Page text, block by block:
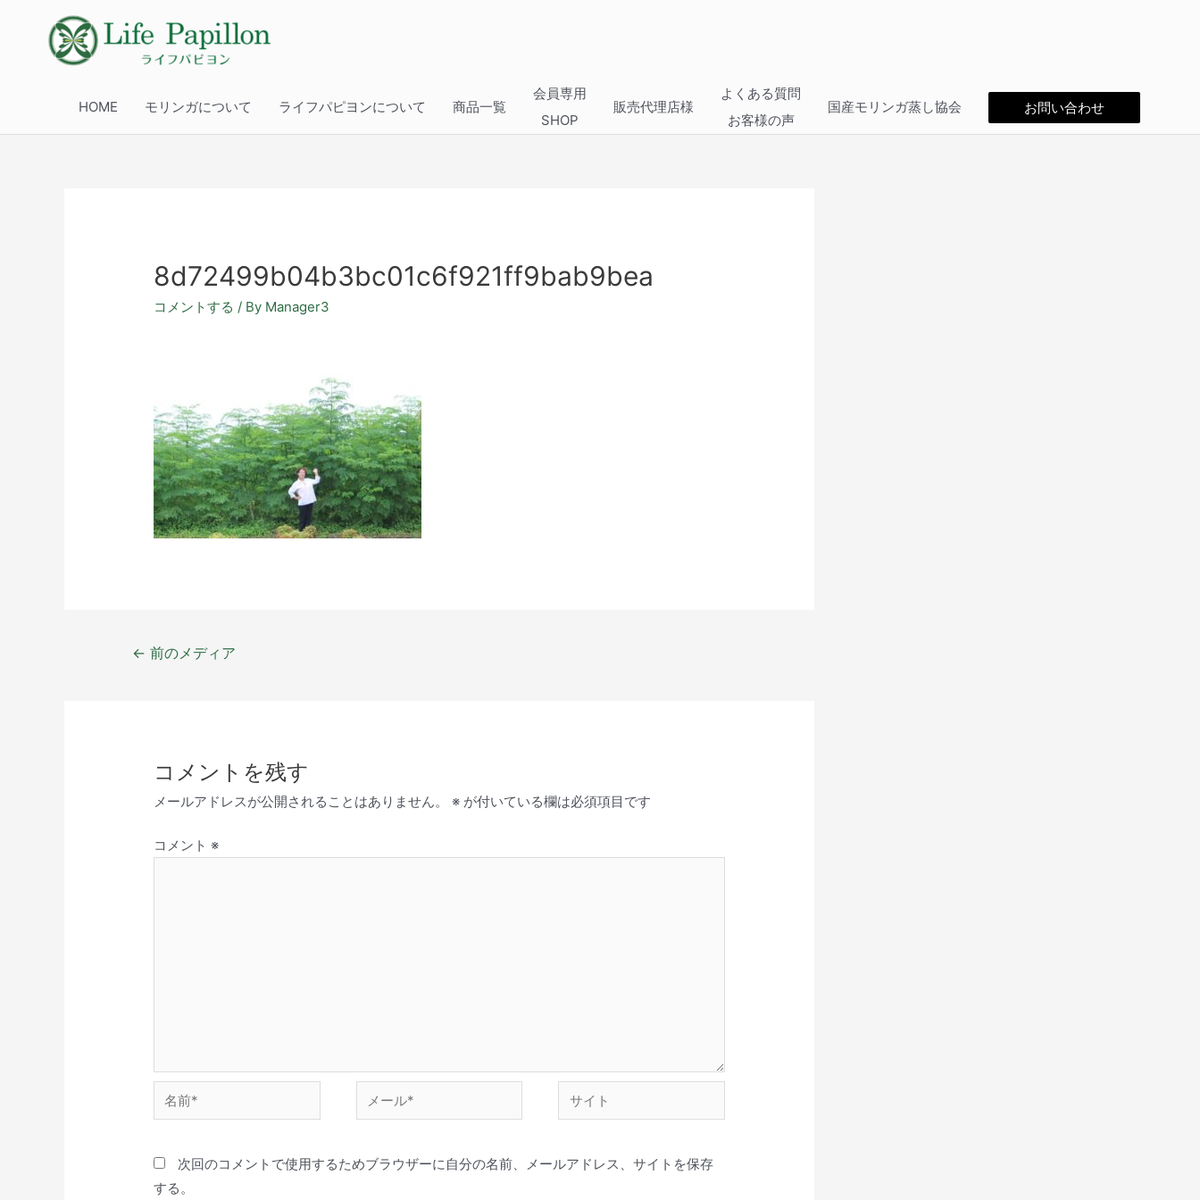
HOME モリンガについて ライフパピヨンについて 商品一覧
会員専用
SHOP
販売代理店様
よくある質問
お客様の声
国産モリンガ蒸し協会 お問い合わせ
8d72499b04b3bc01c6f921ff9bab9bea
コメントする / By Manager3
← 前のメディア
コメントを残す
メールアドレスが公開されることはありません。 ※ が付いている欄は必須項目です
コメント ※
次回のコメントで使用するためブラウザーに自分の名前、メールアドレス、サイトを保存
する。